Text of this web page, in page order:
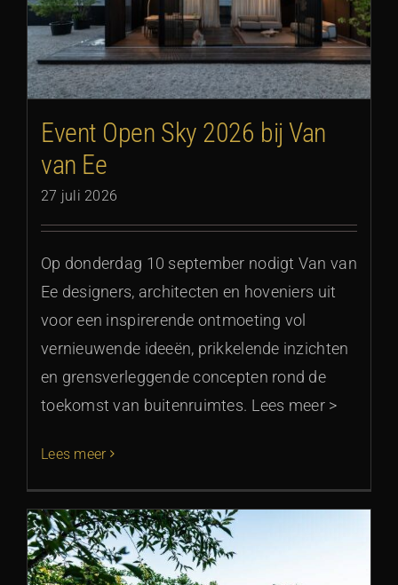
Event Open Sky 2026 bij Van
van Ee
27 juli 2026
Op donderdag 10 september nodigt Van van
Ee designers, architecten en hoveniers uit
voor een inspirerende ontmoeting vol
vernieuwende ideeën, prikkelende inzichten
en grensverleggende concepten rond de
toekomst van buitenruimtes. Lees meer >
Lees meer